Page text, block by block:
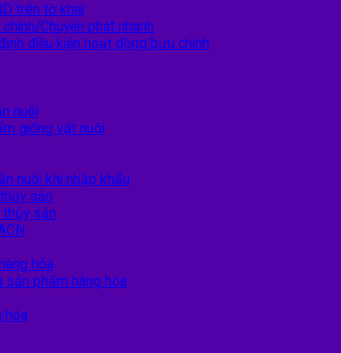
trên tờ khai
Chuyển phát nhanh
điều kiện hoạt động bưu chính
nuôi
giống vật nuôi
nuôi khi nhập khẩu
sản
thủy sản
hóa
phẩm hàng hóa
hóa